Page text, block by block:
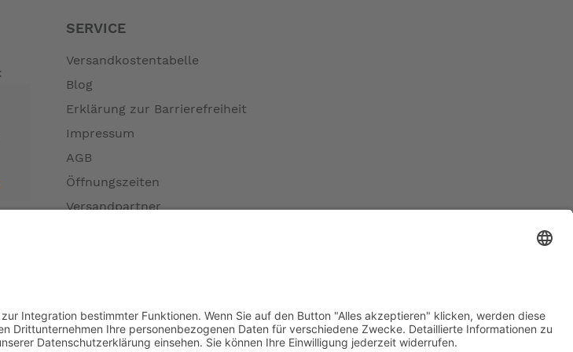
vor Funken und Schweißperlen sowie vor zu großer Hitze.
CLICK-Beschlag sehr einfach, sie wird angezogen wie eine normale Jacke.
SERVICE
Versandkostentabelle
Blog
Erklärung zur Barrierefreiheit
Impressum
AGB
Öffnungszeiten
Versandpartner
Widerrufsrecht MS